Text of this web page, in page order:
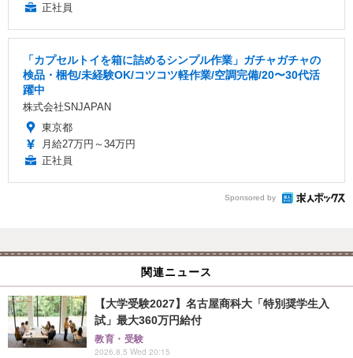
正社員
「カプセルトイを箱に詰めるシンプル作業」ガチャガチャの
検品・梱包/未経験OK/コツコツ軽作業/空調完備/20〜30代活
躍中
株式会社SNJAPAN
東京都
月給27万円～34万円
正社員
Sponsored by
関連ニュース
【大学受験2027】名古屋商科大「特別奨学生入
試」最大360万円給付
教育・受験
2026.8.5 Wed 20:15